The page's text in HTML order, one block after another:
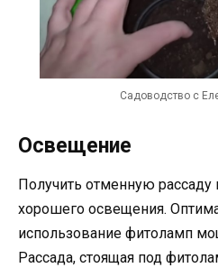
Садоводство с
Освещение
Получить отменную
хорошего освещения.
использование фитоламп
Рассада, стоящая под